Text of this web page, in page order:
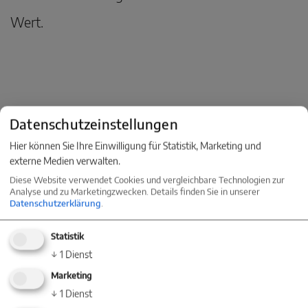
Wert.
KONTAKT
Nehmen Sie jetzt Kontakt mit einer
Niederlassung in Ihrer Nähe auf
Datenschutzeinstellungen
Hier können Sie Ihre Einwilligung für Statistik, Marketing und
externe Medien verwalten.
Diese Website verwendet Cookies und vergleichbare Technologien zur
Analyse und zu Marketingzwecken. Details finden Sie in unserer
Datenschutzerklärung.
Statistik
↓ 1 Dienst
Marketing
↓ 1 Dienst